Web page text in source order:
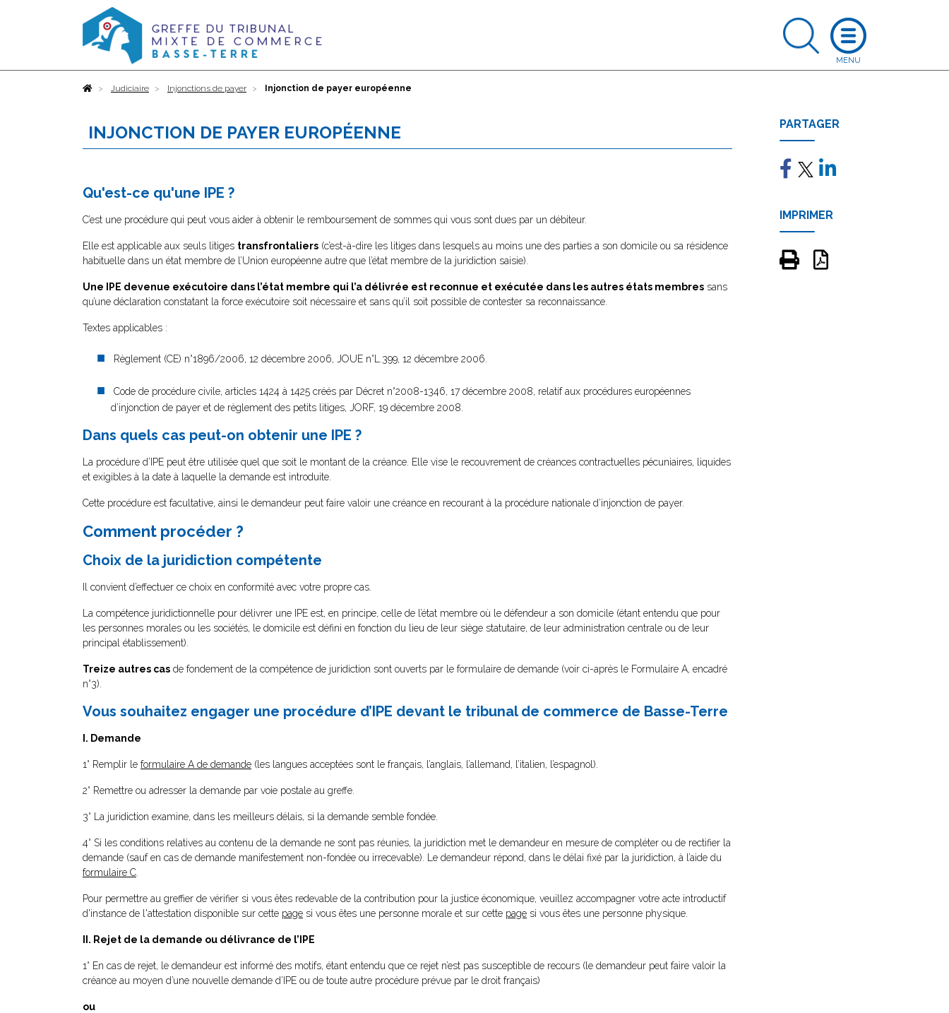
AccueilJudiciaire Injonctions de payer Injonction de payer européenne
INJONCTION DE PAYER EUROPÉENNE
Qu'est-ce qu'une IPE ?
C’est une procédure qui peut vous aider à obtenir le remboursement de sommes qui vous sont dues par un débiteur.
Elle est applicable aux seuls litiges transfrontaliers (c’est-à-dire les litiges dans lesquels au moins une des parties a son domicile ou sa résidence
habituelle dans un état membre de l’Union européenne autre que l’état membre de la juridiction saisie).
Une IPE devenue exécutoire dans l’état membre qui l’a délivrée est reconnue et exécutée dans les autres états membres sans
qu’une déclaration constatant la force exécutoire soit nécessaire et sans qu’il soit possible de contester sa reconnaissance.
Textes applicables :
Règlement (CE) n°1896/2006, 12 décembre 2006, JOUE n°L.399, 12 décembre 2006.
Code de procédure civile, articles 1424 à 1425 créés par Décret n°2008-1346, 17 décembre 2008, relatif aux procédures européennes
d’injonction de payer et de règlement des petits litiges, JORF, 19 décembre 2008.
Dans quels cas peut-on obtenir une IPE ?
La procédure d’IPE peut être utilisée quel que soit le montant de la créance. Elle vise le recouvrement de créances contractuelles pécuniaires, liquides
et exigibles à la date à laquelle la demande est introduite.
Cette procédure est facultative, ainsi le demandeur peut faire valoir une créance en recourant à la procédure nationale d’injonction de payer.
Comment procéder ?
Choix de la juridiction compétente
Il convient d’effectuer ce choix en conformité avec votre propre cas.
La compétence juridictionnelle pour délivrer une IPE est, en principe, celle de l’état membre où le défendeur a son domicile (étant entendu que pour
les personnes morales ou les sociétés, le domicile est défini en fonction du lieu de leur siège statutaire, de leur administration centrale ou de leur
principal établissement).
Treize autres cas de fondement de la compétence de juridiction sont ouverts par le formulaire de demande (voir ci-après le Formulaire A, encadré
n°3).
Vous souhaitez engager une procédure d’IPE devant le tribunal de commerce de Basse-Terre
I. Demande
1° Remplir le formulaire A de demande (les langues acceptées sont le français, l’anglais, l’allemand, l’italien, l’espagnol).
2° Remettre ou adresser la demande par voie postale au greffe.
3° La juridiction examine, dans les meilleurs délais, si la demande semble fondée.
4° Si les conditions relatives au contenu de la demande ne sont pas réunies, la juridiction met le demandeur en mesure de compléter ou de rectifier la
demande (sauf en cas de demande manifestement non-fondée ou irrecevable). Le demandeur répond, dans le délai fixé par la juridiction, à l’aide du
formulaire C
Pour permettre au greffier de vérifier si vous êtes redevable de la contribution pour la justice économique, veuillez accompagner votre acte introductif
d'instance de l'attestation disponible sur cette page si vous êtes une personne morale et sur cette page si vous êtes une personne physique.
II. Rejet de la demande ou délivrance de l’IPE
1° En cas de rejet, le demandeur est informé des motifs, étant entendu que ce rejet n’est pas susceptible de recours (le demandeur peut faire valoir la
créance au moyen d’une nouvelle demande d’IPE ou de toute autre procédure prévue par le droit français)
ou
PARTAGER
IMPRIMER